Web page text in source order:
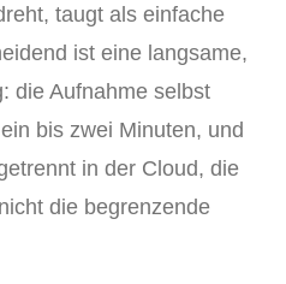
taugt als einfache
ist eine langsame,
die Aufnahme selbst
bis zwei Minuten, und
in der Cloud, die
die begrenzende